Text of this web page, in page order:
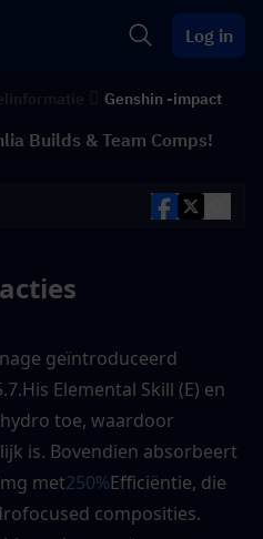
Log in
Genshin -impact
Builds & Team Comps!
geïntroduceerd
Elemental Skill (E) en
toe, waardoor
is. Bovendien absorbeert
met250%Efficiëntie, die
composities.